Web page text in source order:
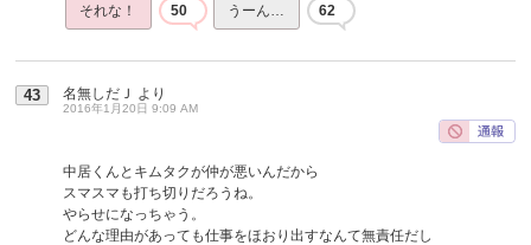
それな！ 50 うーん… 62
43 名無しだＪ より
2016年1月20日 9:09 AM
中居くんとキムタクが仲が悪いんだから
スマスマも打ち切りだろうね。
やらせになっちゃう。
どんな理由があっても仕事をほおり出すなんて無責任だし